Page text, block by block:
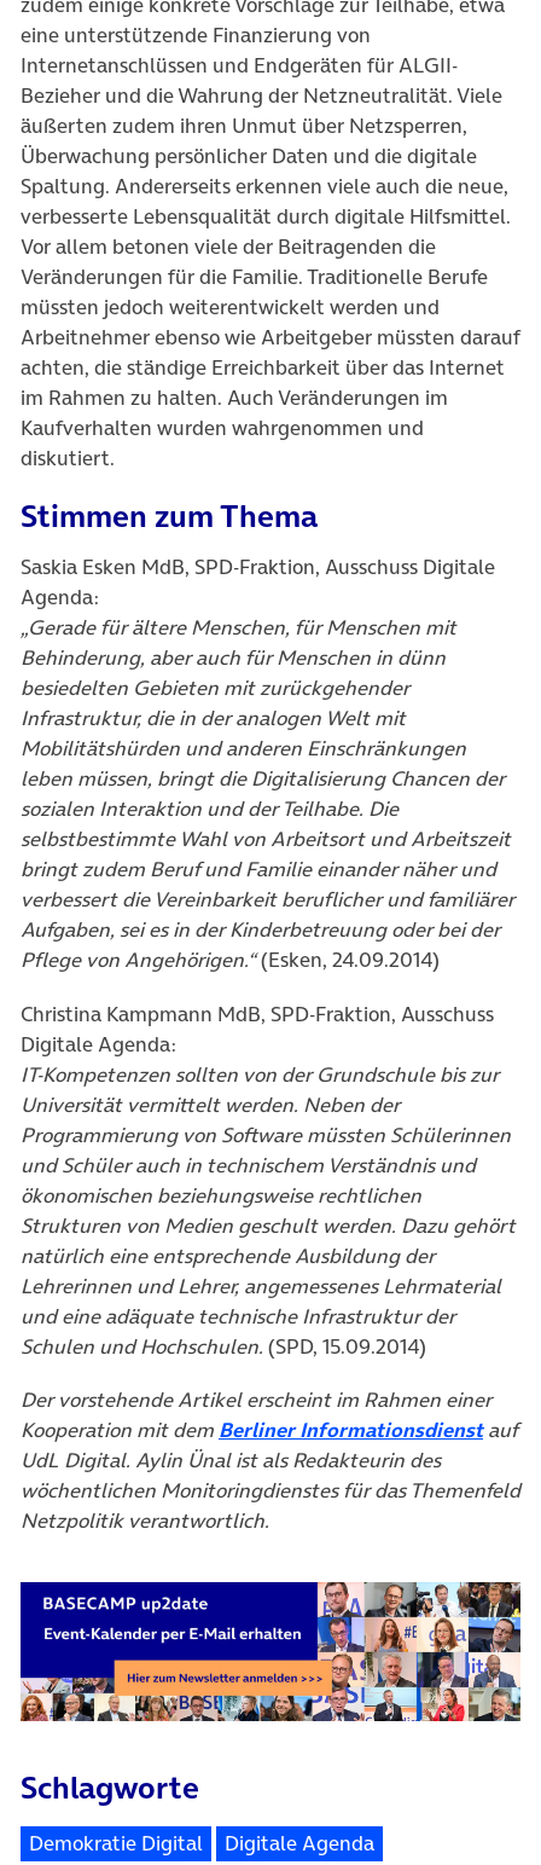
eine unterstützende Finanzierung von
Internetanschlüssen und Endgeräten für ALGII-
Bezieher und die Wahrung der Netzneutralität. Viele
äußerten zudem ihren Unmut über Netzsperren,
Überwachung persönlicher Daten und die digitale
Spaltung. Andererseits erkennen viele auch die neue,
verbesserte Lebensqualität durch digitale Hilfsmittel.
Vor allem betonen viele der Beitragenden die
Veränderungen für die Familie. Traditionelle Berufe
müssten jedoch weiterentwickelt werden und
Arbeitnehmer ebenso wie Arbeitgeber müssten darauf
achten, die ständige Erreichbarkeit über das Internet
im Rahmen zu halten. Auch Veränderungen im
Kaufverhalten wurden wahrgenommen und
diskutiert.
Stimmen zum Thema
Saskia Esken MdB, SPD-Fraktion, Ausschuss Digitale
Agenda:
„Gerade für ältere Menschen, für Menschen mit
Behinderung, aber auch für Menschen in dünn
besiedelten Gebieten mit zurückgehender
Infrastruktur, die in der analogen Welt mit
Mobilitätshürden und anderen Einschränkungen
leben müssen, bringt die Digitalisierung Chancen der
sozialen Interaktion und der Teilhabe. Die
selbstbestimmte Wahl von Arbeitsort und Arbeitszeit
bringt zudem Beruf und Familie einander näher und
verbessert die Vereinbarkeit beruflicher und familiärer
Aufgaben, sei es in der Kinderbetreuung oder bei der
Pflege von Angehörigen.“(Esken, 24.09.2014)
Christina Kampmann MdB, SPD-Fraktion, Ausschuss
Digitale Agenda:
IT-Kompetenzen sollten von der Grundschule bis zur
Universität vermittelt werden. Neben der
Programmierung von Software müssten Schülerinnen
und Schüler auch in technischem Verständnis und
ökonomischen beziehungsweise rechtlichen
Strukturen von Medien geschult werden. Dazu gehört
natürlich eine entsprechende Ausbildung der
Lehrerinnen und Lehrer, angemessenes Lehrmaterial
und eine adäquate technische Infrastruktur der
Schulen und Hochschulen. (SPD, 15.09.2014)
Der vorstehende Artikel erscheint im Rahmen einer
Kooperation mit dem Berliner Informationsdienstauf
UdL Digital. Aylin Ünal ist als Redakteurin des
wöchentlichen Monitoringdienstes für das Themenfeld
Netzpolitik verantwortlich.
Schlagworte
Demokratie Digital
Digitale Agenda